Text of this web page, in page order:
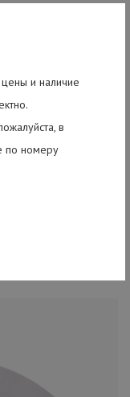
и наличие
в
по номеру
и производства
импортным
этим
мировыми